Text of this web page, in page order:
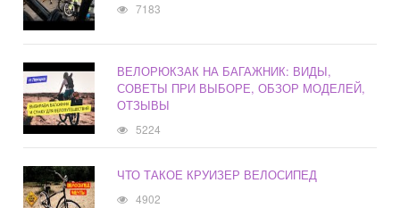
7183
ВЕЛОРЮКЗАК НА БАГАЖНИК: ВИДЫ,
СОВЕТЫ ПРИ ВЫБОРЕ, ОБЗОР МОДЕЛЕЙ,
ОТЗЫВЫ
5224
ЧТО ТАКОЕ КРУИЗЕР ВЕЛОСИПЕД
4902